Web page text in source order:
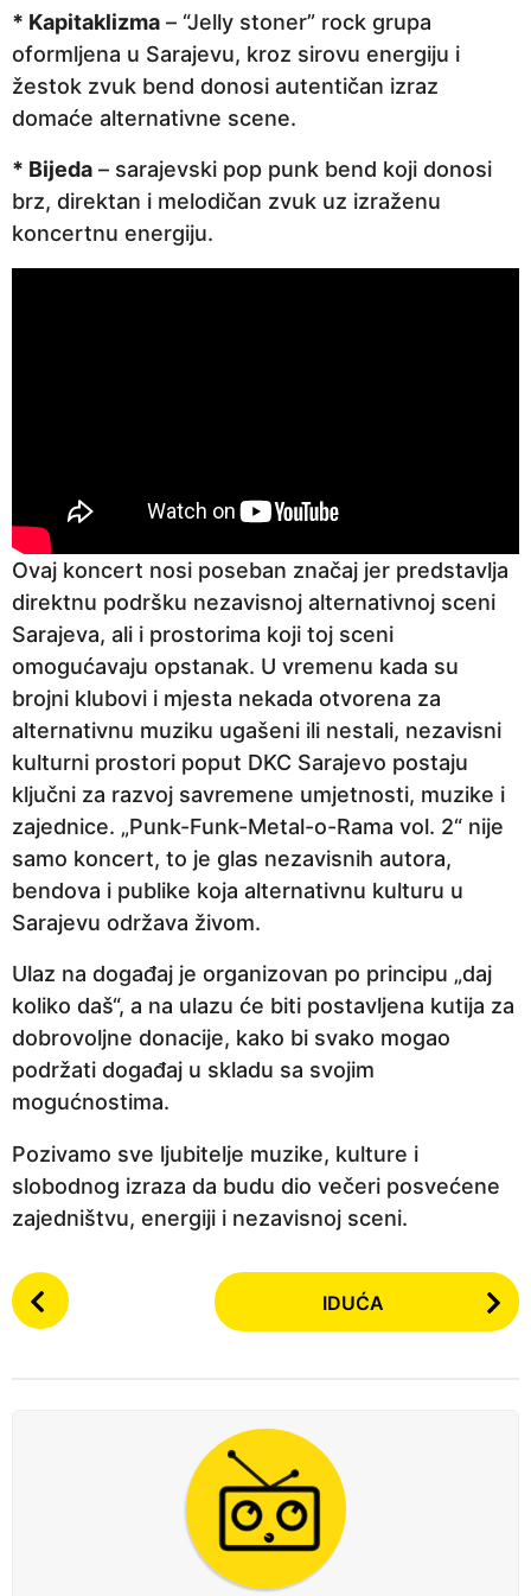
* Kapitaklizma – “Jelly stoner” rock grupa
oformljena u Sarajevu, kroz sirovu energiju i
žestok zvuk bend donosi autentičan izraz
domaće alternativne scene.
* Bijeda – sarajevski pop punk bend koji donosi
brz, direktan i melodičan zvuk uz izraženu
koncertnu energiju.
Ovaj koncert nosi poseban značaj jer predstavlja
direktnu podršku nezavisnoj alternativnoj sceni
Sarajeva, ali i prostorima koji toj sceni
omogućavaju opstanak. U vremenu kada su
brojni klubovi i mjesta nekada otvorena za
alternativnu muziku ugašeni ili nestali, nezavisni
kulturni prostori poput DKC Sarajevo postaju
ključni za razvoj savremene umjetnosti, muzike i
zajednice. „Punk-Funk-Metal-o-Rama vol. 2“ nije
samo koncert, to je glas nezavisnih autora,
bendova i publike koja alternativnu kulturu u
Sarajevu održava živom.
Ulaz na događaj je organizovan po principu „daj
koliko daš“, a na ulazu će biti postavljena kutija za
dobrovoljne donacije, kako bi svako mogao
podržati događaj u skladu sa svojim
mogućnostima.
Pozivamo sve ljubitelje muzike, kulture i
slobodnog izraza da budu dio večeri posvećene
zajedništvu, energiji i nezavisnoj sceni.
P
o
IDUĆA